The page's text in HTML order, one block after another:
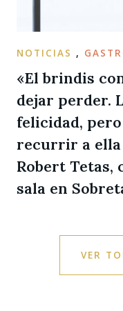
NOTICIAS ,
«El brindis
dejar perder.
felicidad,
recurrir a ella
Robert
sala en
VER